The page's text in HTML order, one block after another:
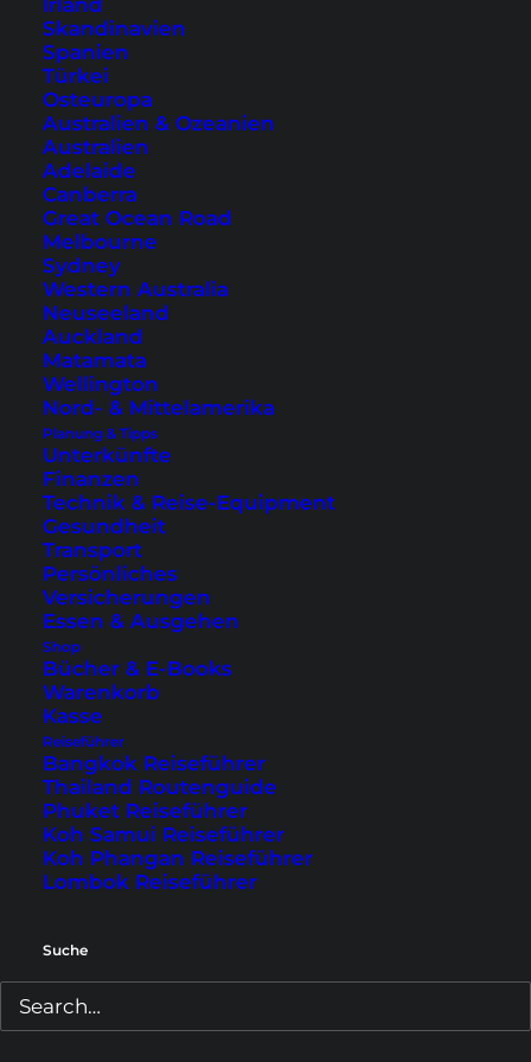
Irland
Skandinavien
Spanien
Türkei
Osteuropa
Australien & Ozeanien
Australien
Adelaide
Canberra
Great Ocean Road
Melbourne
Sydney
Western Australia
Neuseeland
Auckland
Matamata
Wellington
Nord- & Mittelamerika
Planung & Tipps
Unterkünfte
Finanzen
Technik & Reise-Equipment
Gesundheit
Transport
Persönliches
Versicherungen
Essen & Ausgehen
Shop
Bücher & E-Books
Warenkorb
Kasse
Reiseführer
Bangkok Reiseführer
Thailand Routenguide
Phuket Reiseführer
Koh Samui Reiseführer
Koh Phangan Reiseführer
Lombok Reiseführer
Suche
Aussicht, Zimmer und Gebäude des Hotel Ease Mong Kok
(Fotos © mit freundlicher Genehmigung vom Hotel Sui
Akasaka by Abest)
Weitere Hotels in Hong Kong in anderen
Stadtteilen oder auf Hong Kong Island findest
duhier.
1. Hong Kong Observation Wheel
ImAIA Vitality Park, der direkt neben dem
Central Pier von Hong Kong Island liegt, steht
das 60 Meter hohe Riesenrad. Es wurde im
Dezember 2014 eröffnet und besteht aus 42
Gondeln, die jeweils für etwa 8 Besucher
ausgelegt sind. Eine Fahrt dauert 15 Minuten, in
der du zwei bis drei Umdrehungen mitmachst.